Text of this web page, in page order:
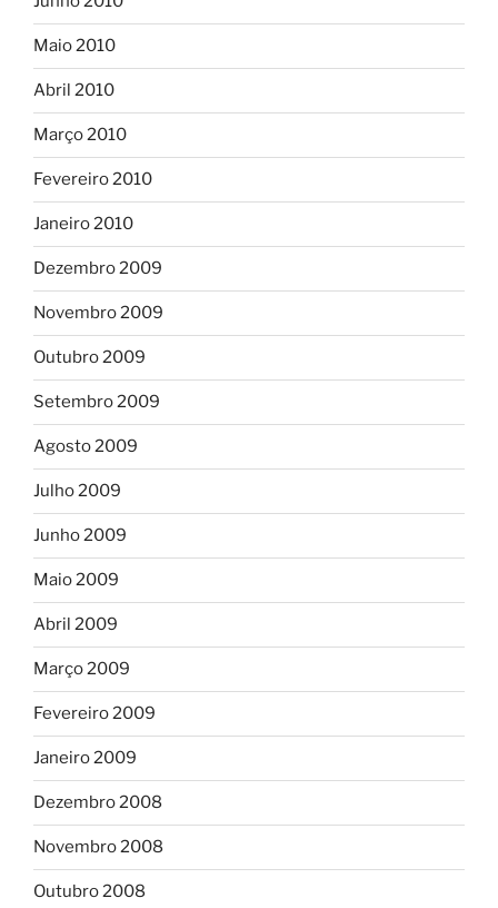
Maio 2010
Abril 2010
Março 2010
Fevereiro 2010
Janeiro 2010
Dezembro 2009
Novembro 2009
Outubro 2009
Setembro 2009
Agosto 2009
Julho 2009
Junho 2009
Maio 2009
Abril 2009
Março 2009
Fevereiro 2009
Janeiro 2009
Dezembro 2008
Novembro 2008
Outubro 2008